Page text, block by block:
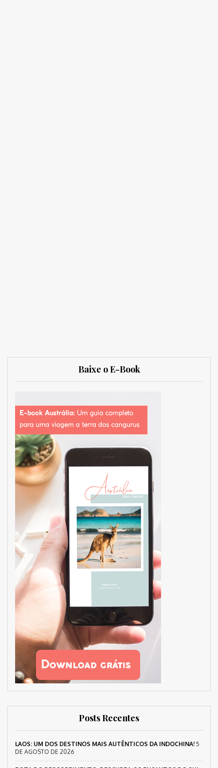
Baixe o E-Book
Posts Recentes
LAOS: UM DOS DESTINOS MAIS AUTÊNTICOS DA INDOCHINA! 5
DE AGOSTO DE 2026